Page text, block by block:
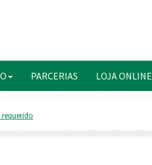
PARCERIAS LOJA ONLINE